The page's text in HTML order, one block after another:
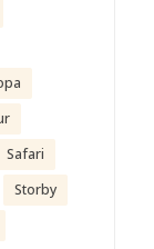
Safari
Storby